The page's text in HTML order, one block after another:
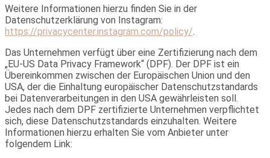
Weitere Informationen hierzu finden Sie in der
Datenschutzerklärung von Instagram:
https://privacycenter.instagram.com/policy/.
Das Unternehmen verfügt über eine Zertifizierung nach dem
„EU-US Data Privacy Framework“ (DPF). Der DPF ist ein
Übereinkommen zwischen der Europäischen Union und den
USA, der die Einhaltung europäischer Datenschutzstandards
bei Datenverarbeitungen in den USA gewährleisten soll.
Jedes nach dem DPF zertifizierte Unternehmen verpflichtet
sich, diese Datenschutzstandards einzuhalten. Weitere
Informationen hierzu erhalten Sie vom Anbieter unter
folgendem Link: